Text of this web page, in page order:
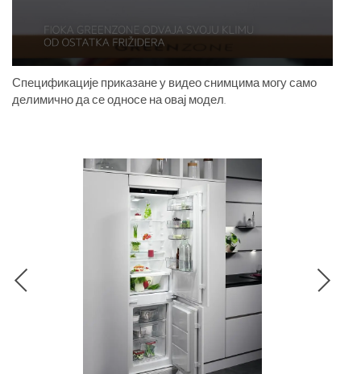
Спецификације приказане у видео снимцима могу само
делимично да се односе на овај модел.